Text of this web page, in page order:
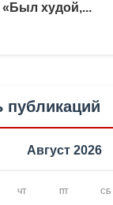
худой,...
публикаций
Август 2026
ЧТ ПТ СБ